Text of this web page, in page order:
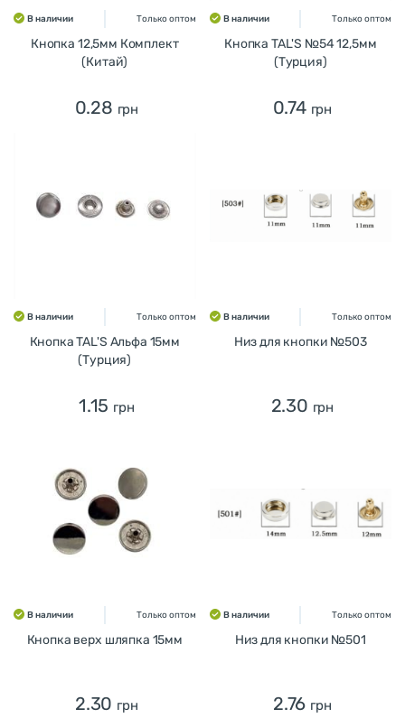
В наличии Только оптом
Кнопка 12,5мм Комплект
(Китай)
0.28 грн
В наличии Только оптом
Кнопка TAL'S №54 12,5мм
(Турция)
0.74 грн
В наличии Только оптом
Кнопка TAL'S Альфа 15мм
(Турция)
1.15 грн
В наличии Только оптом
Низ для кнопки №503
2.30 грн
В наличии Только оптом
Кнопка верх шляпка 15мм
2.30 грн
В наличии Только оптом
Низ для кнопки №501
2.76 грн